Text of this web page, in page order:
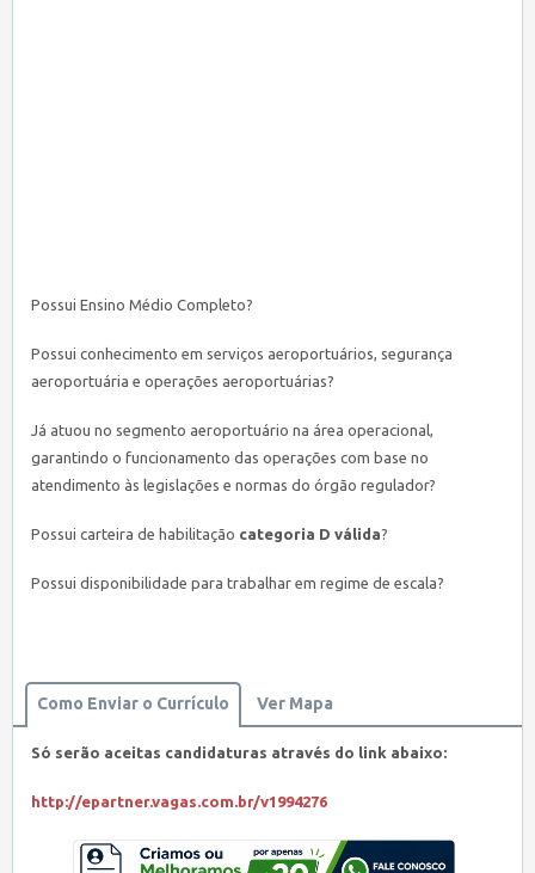
Possui Ensino Médio Completo?
Possui conhecimento em serviços aeroportuários, segurança
aeroportuária e operações aeroportuárias?
Já atuou no segmento aeroportuário na área operacional,
garantindo o funcionamento das operações com base no
atendimento às legislações e normas do órgão regulador?
Possui carteira de habilitação categoria D válida?
Possui disponibilidade para trabalhar em regime de escala?
Como Enviar o Currículo Ver Mapa
Só serão aceitas candidaturas através do link abaixo:
http://epartner.vagas.com.br/v1994276